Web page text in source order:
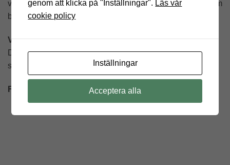
viktigt att uppge instalationshöjd (listen överkant) för er som
beställer plisségardin och skall ha manövrering med lina.
Väv:Enkel plisséväv – veckad väv där hålen blir synliga.
Dubbel plisséväv – veckad som en cell och hålen blir inte
synliga.
Färger: Komponenter och lister finns i vitt, grått eller svart.
genom att klicka på "Inställningar". Läs vår
cookie policy
Inställningar
Acceptera alla